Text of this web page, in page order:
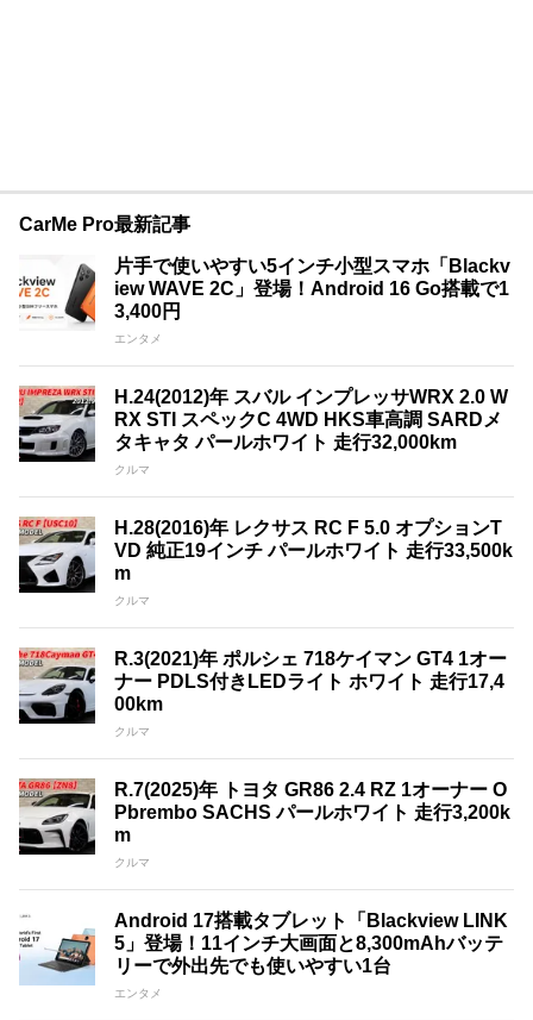
CarMe Pro最新記事
片手で使いやすい5インチ小型スマホ「Blackv
iew WAVE 2C」登場！Android 16 Go搭載で1
3,400円
エンタメ
H.24(2012)年 スバル インプレッサWRX 2.0 W
RX STI スペックC 4WD HKS車高調 SARDメ
タキャタ パールホワイト 走行32,000km
クルマ
H.28(2016)年 レクサス RC F 5.0 オプションT
VD 純正19インチ パールホワイト 走行33,500k
m
クルマ
R.3(2021)年 ポルシェ 718ケイマン GT4 1オー
ナー PDLS付きLEDライト ホワイト 走行17,4
00km
クルマ
R.7(2025)年 トヨタ GR86 2.4 RZ 1オーナー O
Pbrembo SACHS パールホワイト 走行3,200k
m
クルマ
Android 17搭載タブレット「Blackview LINK
5」登場！11インチ大画面と8,300mAhバッテ
リーで外出先でも使いやすい1台
エンタメ